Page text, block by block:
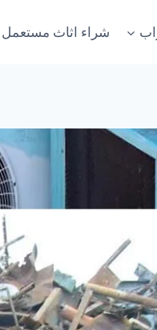
شراء اثاث مستعمل